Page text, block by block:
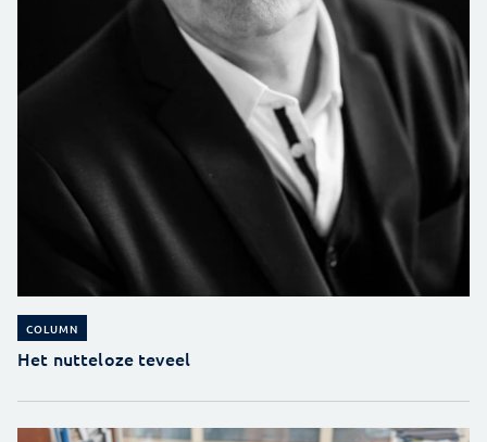
COLUMN
Het nutteloze teveel